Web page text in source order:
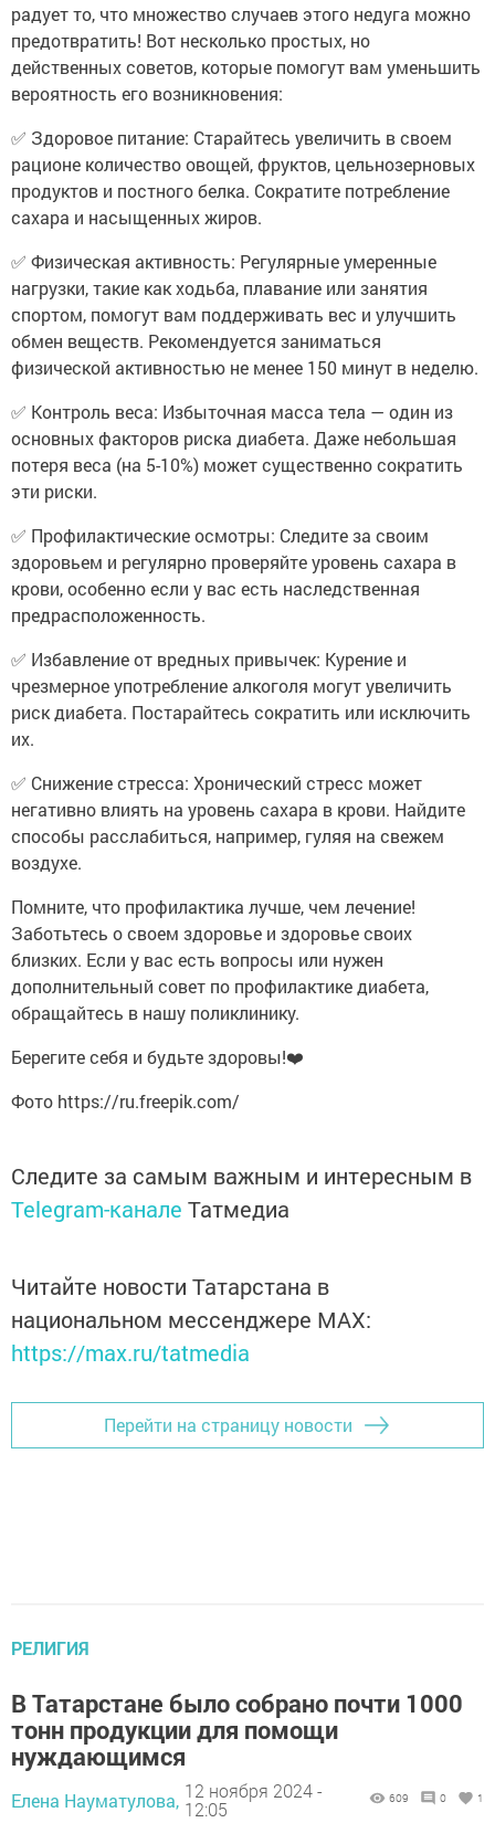
радует то, что множество случаев этого недуга можно
предотвратить! Вот несколько простых, но
действенных советов, которые помогут вам уменьшить
вероятность его возникновения:
✅ Здоровое питание: Старайтесь увеличить в своем
рационе количество овощей, фруктов, цельнозерновых
продуктов и постного белка. Сократите потребление
сахара и насыщенных жиров.
✅ Физическая активность: Регулярные умеренные
нагрузки, такие как ходьба, плавание или занятия
спортом, помогут вам поддерживать вес и улучшить
обмен веществ. Рекомендуется заниматься
физической активностью не менее 150 минут в неделю.
✅ Контроль веса: Избыточная масса тела — один из
основных факторов риска диабета. Даже небольшая
потеря веса (на 5-10%) может существенно сократить
эти риски.
✅ Профилактические осмотры: Следите за своим
здоровьем и регулярно проверяйте уровень сахара в
крови, особенно если у вас есть наследственная
предрасположенность.
✅ Избавление от вредных привычек: Курение и
чрезмерное употребление алкоголя могут увеличить
риск диабета. Постарайтесь сократить или исключить
их.
✅ Снижение стресса: Хронический стресс может
негативно влиять на уровень сахара в крови. Найдите
способы расслабиться, например, гуляя на свежем
воздухе.
Помните, что профилактика лучше, чем лечение!
Заботьтесь о своем здоровье и здоровье своих
близких. Если у вас есть вопросы или нужен
дополнительный совет по профилактике диабета,
обращайтесь в нашу поликлинику.
Берегите себя и будьте здоровы!❤️
Фото https://ru.freepik.com/
Следите за самым важным и интересным в
Telegram-канале Татмедиа
Читайте новости Татарстана в
национальном мессенджере MАХ:
https://max.ru/tatmedia
Перейти на страницу новости
РЕЛИГИЯ
В Татарстане было собрано почти 1000
тонн продукции для помощи
нуждающимся
Елена Науматулова, 12 ноября 2024 -
12:05
609 0 1